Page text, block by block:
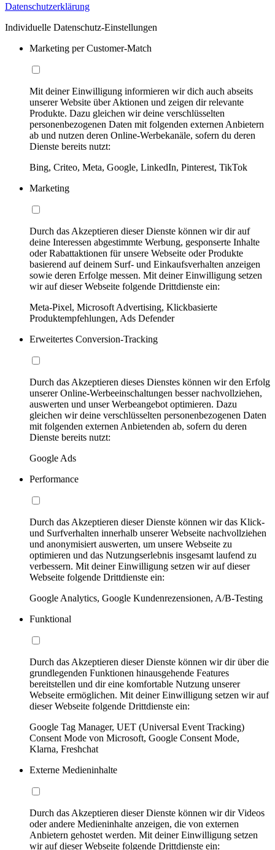
Datenschutzerklärung
Individuelle Datenschutz-Einstellungen
Marketing per Customer-Match
Mit deiner Einwilligung informieren wir dich auch abseits
unserer Website über Aktionen und zeigen dir relevante
Produkte. Dazu gleichen wir deine verschlüsselten
personenbezogenen Daten mit folgenden externen Anbietern
ab und nutzen deren Online-Werbekanäle, sofern du deren
Dienste bereits nutzt:
Bing, Criteo, Meta, Google, LinkedIn, Pinterest, TikTok
Marketing
Durch das Akzeptieren dieser Dienste können wir dir auf
deine Interessen abgestimmte Werbung, gesponserte Inhalte
oder Rabattaktionen für unsere Webseite oder Produkte
basierend auf deinem Surf- und Einkaufsverhalten anzeigen
sowie deren Erfolge messen. Mit deiner Einwilligung setzen
wir auf dieser Webseite folgende Drittdienste ein:
Meta-Pixel, Microsoft Advertising, Klickbasierte
Produktempfehlungen, Ads Defender
Erweitertes Conversion-Tracking
Durch das Akzeptieren dieses Dienstes können wir den Erfolg
unserer Online-Werbeeinschaltungen besser nachvollziehen,
auswerten und unser Werbeangebot optimieren. Dazu
gleichen wir deine verschlüsselten personenbezogenen Daten
mit folgenden externen Anbietenden ab, sofern du deren
Dienste bereits nutzt:
Google Ads
Performance
Durch das Akzeptieren dieser Dienste können wir das Klick-
und Surfverhalten innerhalb unserer Webseite nachvollziehen
und anonymisiert auswerten, um unsere Webseite zu
optimieren und das Nutzungserlebnis insgesamt laufend zu
verbessern. Mit deiner Einwilligung setzen wir auf dieser
Webseite folgende Drittdienste ein:
Google Analytics, Google Kundenrezensionen, A/B-Testing
Funktional
Durch das Akzeptieren dieser Dienste können wir dir über die
grundlegenden Funktionen hinausgehende Features
bereitstellen und dir eine komfortable Nutzung unserer
Webseite ermöglichen. Mit deiner Einwilligung setzen wir auf
dieser Webseite folgende Drittdienste ein:
Google Tag Manager, UET (Universal Event Tracking)
Consent Mode von Microsoft, Google Consent Mode,
Klarna, Freshchat
Externe Medieninhalte
Durch das Akzeptieren dieser Dienste können wir dir Videos
oder andere Medieninhalte anzeigen, die von externen
Anbietern gehostet werden. Mit deiner Einwilligung setzen
wir auf dieser Webseite folgende Drittdienste ein: